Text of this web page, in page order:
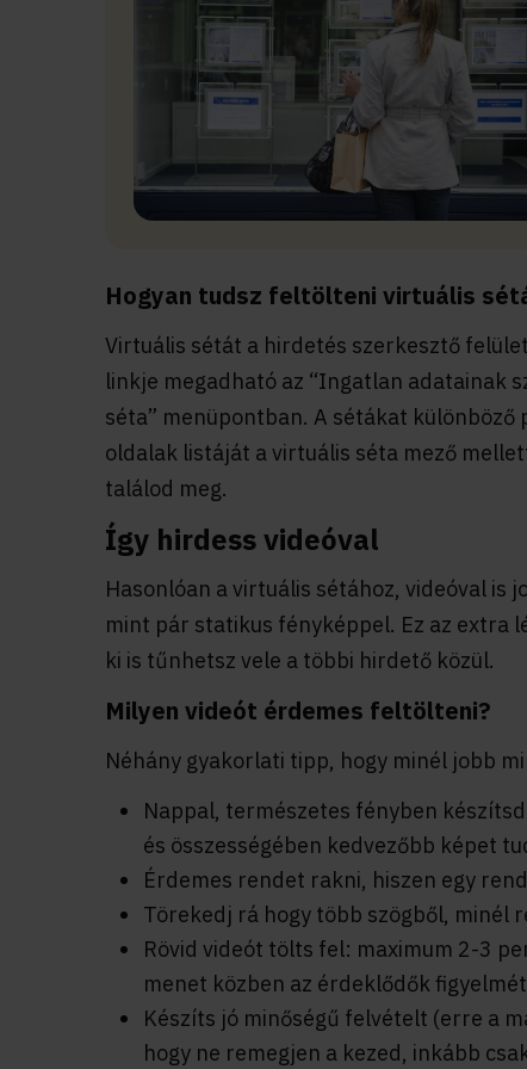
Hogyan tudsz feltölteni virtuális
Virtuális sétát a hirdetés szerkesztő
linkje megadható az “Ingatlan adatainak
séta” menüpontban. A sétákat
oldalak listáját a virtuális séta mező
találod meg.
Így hirdess videóval
Hasonlóan a virtuális sétához, videóval
mint pár statikus fényképpel. Ez az extra
ki is tűnhetsz vele a többi hirdető közül.
Milyen videót érdemes feltölteni?
Néhány gyakorlati tipp, hogy minél jobb
Nappal, természetes fényben
és összességében kedvezőbb képet
Érdemes rendet rakni, hiszen egy
Törekedj rá hogy több szögből, minél
Rövid videót tölts fel: maximum 2-3
menet közben az érdeklődők
Készíts jó minőségű felvételt (erre a
hogy ne remegjen a kezed, inkább